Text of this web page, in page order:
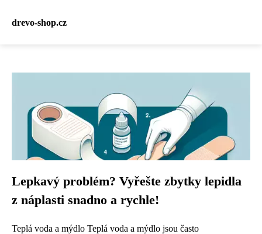
drevo-shop.cz
Lepkavý problém? Vyřešte zbytky lepidla
z náplasti snadno a rychle!
Teplá voda a mýdlo Teplá voda a mýdlo jsou často